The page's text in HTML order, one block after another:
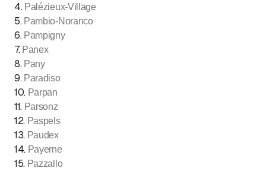
4. Palézieux-Village
5. Pambio-Noranco
6. Pampigny
7. Panex
8. Pany
9. Paradiso
10. Parpan
11. Parsonz
12. Paspels
13. Paudex
14. Payerne
15. Pazzallo